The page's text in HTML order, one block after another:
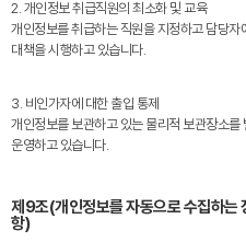
2. 개인정보 취급직원의 최소화 및 교육
개인정보를 취급하는 직원을 지정하고 담당
대책을 시행하고 있습니다.
3. 비인가자에 대한 출입 통제
개인정보를 보관하고 있는 물리적 보관장소
운영하고 있습니다.
제9조(개인정보를 자동으로 수집하는
항)